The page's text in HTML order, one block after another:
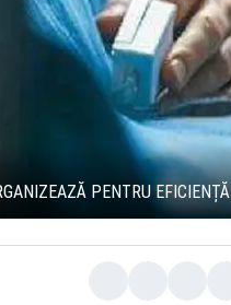
PENTRU EFICIENȚĂ